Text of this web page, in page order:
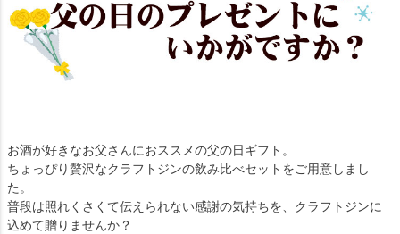
お酒が好きなお父さんにおススメの父の日ギフト。
ちょっぴり贅沢なクラフトジンの飲み比べセットをご用意しまし
た。
普段は照れくさくて伝えられない感謝の気持ちを、クラフトジンに
込めて贈りませんか？